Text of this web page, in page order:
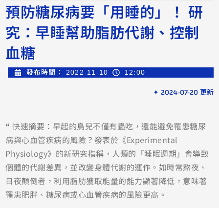
預防糖尿病要「用睡的」！ 研
究：早睡幫助脂肪代謝、控制
血糖
發布時間： 2022-11-10 12:00
✦ 2024-07-20 更新
❝ 快速摘要：早起的鳥兒不僅有蟲吃，還能避免罹患糖尿
病與心血管疾病的風險？發表於《Experimental
Physiology》的新研究指稱，人類的「睡眠週期」會導致
個體的代謝差異，並改變身體代謝的運作。如時常熬夜、
日夜顛倒者，利用脂肪獲取能量的能力顯著降低，意味著
罹患肥胖、糖尿病或心血管疾病的風險更高。